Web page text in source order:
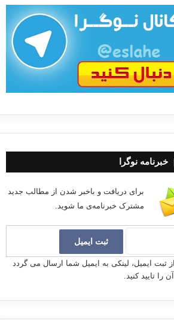
خبرنامه نوگرا
برای دریافت و باخبر شدن از مطالب جدید
مشترک خبرنامه‌ی ما شوید.
ثبت ایمیل، لینکی به ایمیل شما ارسال می گردد
را تایید کنید.